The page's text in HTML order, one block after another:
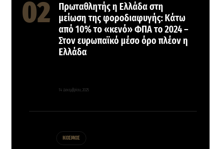
Πρωταθλητής η Ελλάδα στη
μείωση της φοροδιαφυγής: Κάτω
από 10% το «κενό» ΦΠΑ το 2024 –
Στον ευρωπαϊκό μέσο όρο πλέον η
Ελλάδα
14 Δεκεμβρίου, 2025
ΚΟΣΜΟΣ